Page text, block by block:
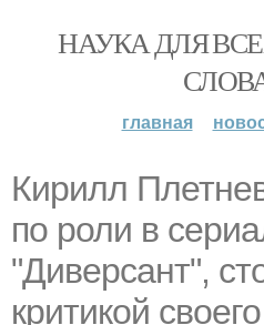
НАУКА ДЛЯ
главная
Кирилл
по роли в
"Диверсант",
критикой